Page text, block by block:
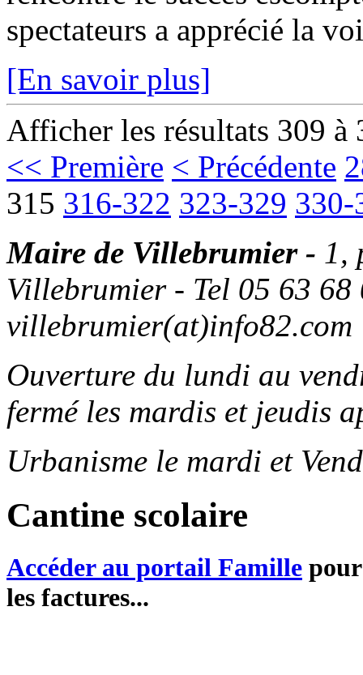
spectateurs a apprécié la
[En savoir plus]
Afficher les résultats 309 à
<< Première < Précédente
315 316-322 323-329 330-
Maire de Villebrumier - 1,
Villebrumier - Tel 05 63
villebrumier(at)info82.com
Ouverture du lundi au
fermé les mardis et jeudis
Urbanisme le mardi et
Cantine scolaire
Accéder au portail Famille
les factures...